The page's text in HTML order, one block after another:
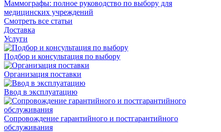
Маммографы: полное руководство по выбору для
медицинских учреждений
Смотреть все статьи
Доставка
Услуги
Подбор и консультация по выбору
Организация поставки
Ввод в эксплуатацию
Сопровождение гарантийного и постгарантийного
обслуживания